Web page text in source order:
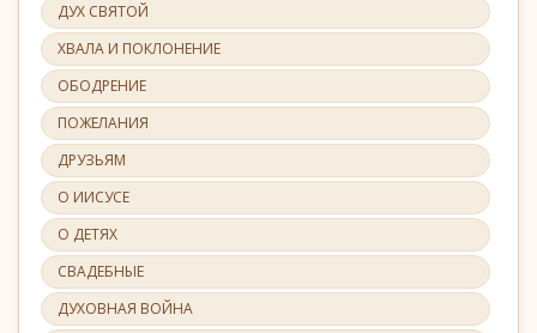
ДУХ СВЯТОЙ
ХВАЛА И ПОКЛОНЕНИЕ
ОБОДРЕНИЕ
ПОЖЕЛАНИЯ
ДРУЗЬЯМ
О ИИСУСЕ
О ДЕТЯХ
СВАДЕБНЫЕ
ДУХОВНАЯ ВОЙНА